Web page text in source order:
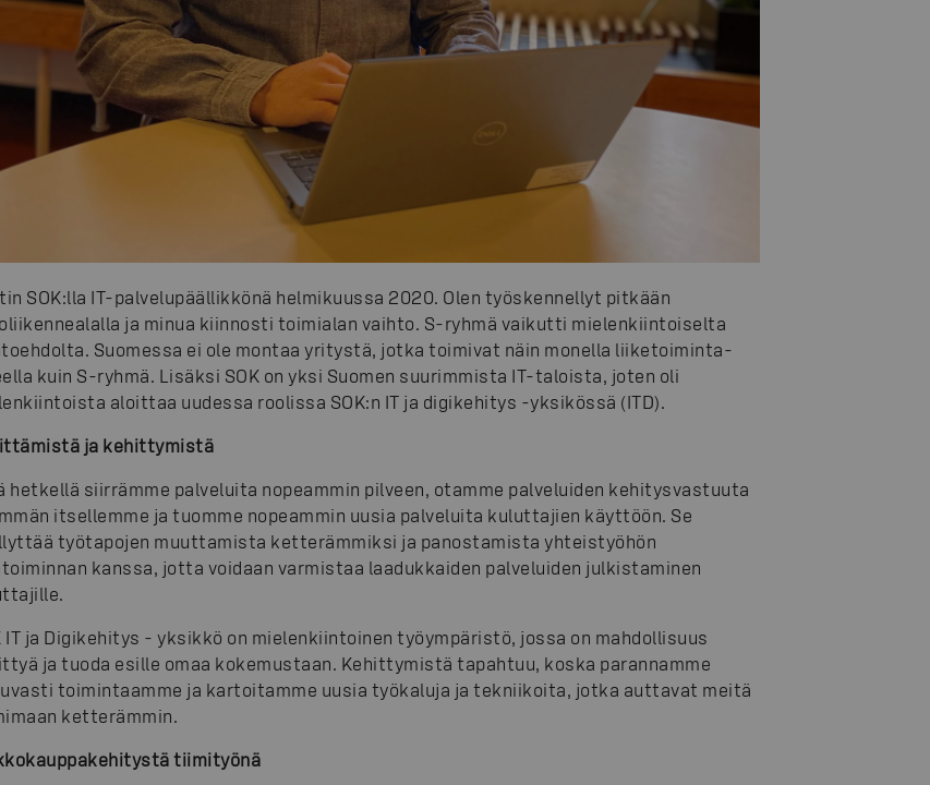
SOK:lla IT-palvelupäällikkönä helmikuussa 2020. Olen työskennellyt pitkään
ja minua kiinnosti toimialan vaihto. S-ryhmä vaikutti mielenkiintoiselta
Suomessa ei ole montaa yritystä, jotka toimivat näin monella liiketoiminta-
kuin S-ryhmä. Lisäksi SOK on yksi Suomen suurimmista IT-taloista, joten oli
aloittaa uudessa roolissa SOK:n IT ja digikehitys -yksikössä (ITD).
ja kehittymistä
hetkellä siirrämme palveluita nopeammin pilveen, otamme palveluiden kehitysvastuuta
itsellemme ja tuomme nopeammin uusia palveluita kuluttajien käyttöön. Se
työtapojen muuttamista ketterämmiksi ja panostamista yhteistyöhön
kanssa, jotta voidaan varmistaa laadukkaiden palveluiden julkistaminen
IT ja Digikehitys - yksikkö on mielenkiintoinen työympäristö, jossa on mahdollisuus
ja tuoda esille omaa kokemustaan. Kehittymistä tapahtuu, koska parannamme
toimintaamme ja kartoitamme uusia työkaluja ja tekniikoita, jotka auttavat meitä
ketterämmin.
tiimityönä